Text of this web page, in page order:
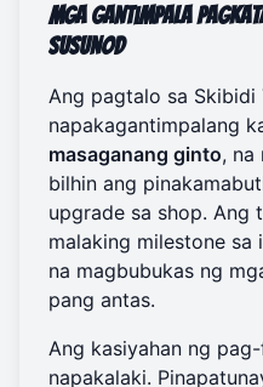
Mga Gantimpala
Susunod
Ang pagtalo sa
napakagantimpalang
masaganang ginto, na
bilhin ang
upgrade sa shop. Ang
malaking milestone sa
na magbubukas ng
pang antas.
Ang kasiyahan ng
napakalaki.